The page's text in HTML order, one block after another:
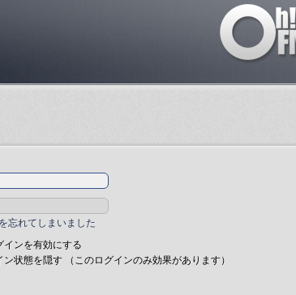
忘れてしまいました
インを有効にする
ン状態を隠す （このログインのみ効果があります）